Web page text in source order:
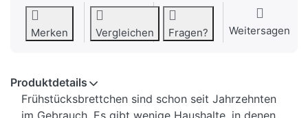
Merken Vergleichen Fragen? Weitersagen
Produktdetails
Frühstücksbrettchen sind schon seit Jahrzehnten